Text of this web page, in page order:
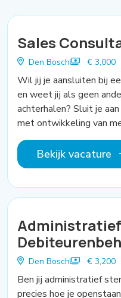
Sales
Den Bosch € 3,000
Wil jij je aansluiten bij
en weet jij als geen
achterhalen? Sluit je
met ontwikkeling van
Bekijk vacature
Den Bosch € 3,200
Ben jij administratief
precies hoe je